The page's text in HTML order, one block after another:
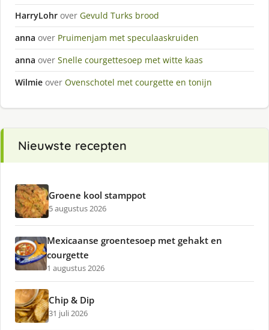
HarryLohr over Gevuld Turks brood
anna over Pruimenjam met speculaaskruiden
anna over Snelle courgettesoep met witte kaas
Wilmie over Ovenschotel met courgette en tonijn
Nieuwste recepten
Groene kool stamppot
5 augustus 2026
Mexicaanse groentesoep met gehakt en
courgette
1 augustus 2026
Chip & Dip
31 juli 2026